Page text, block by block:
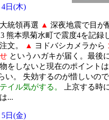
4日(木)
統領再選 ▲ 深夜地震で目が
熊本県菊水町で震度4を記
文。
▲ ヨドバシカメラから
というハガキが届く。最後
をしないと現在のポイント
い。 失効するのが惜しいの
イル気がする。
上京する時
...
5日(金)